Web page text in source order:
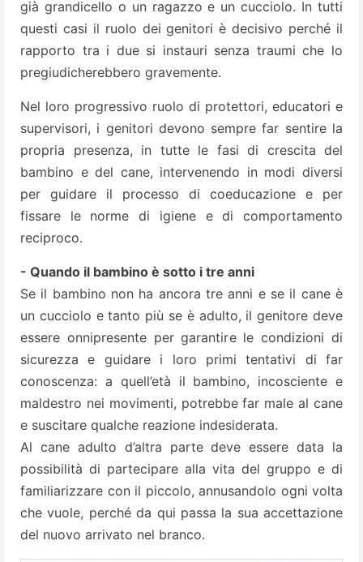
già grandicello o un ragazzo e un cucciolo. In tutti
questi casi il ruolo dei genitori è decisivo perché il
rapporto tra i due si instauri senza traumi che lo
pregiudicherebbero gravemente.
Nel loro progressivo ruolo di protettori, educatori e
supervisori, i genitori devono sempre far sentire la
propria presenza, in tutte le fasi di crescita del
bambino e del cane, intervenendo in modi diversi
per guidare il processo di coeducazione e per
fissare le norme di igiene e di comportamento
reciproco.
- Quando il bambino è sotto i tre anni
Se il bambino non ha ancora tre anni e se il cane è
un cucciolo e tanto più se è adulto, il genitore deve
essere onnipresente per garantire le condizioni di
sicurezza e guidare i loro primi tentativi di far
conoscenza: a quell’età il bambino, incosciente e
maldestro nei movimenti, potrebbe far male al cane
e suscitare qualche reazione indesiderata.
Al cane adulto d’altra parte deve essere data la
possibilità di partecipare alla vita del gruppo e di
familiarizzare con il piccolo, annusandolo ogni volta
che vuole, perché da qui passa la sua accettazione
del nuovo arrivato nel branco.